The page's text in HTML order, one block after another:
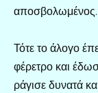
αποσβολωμένος.
Τότε το άλογο
φέρετρο και
ράγισε δυνατά